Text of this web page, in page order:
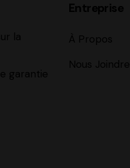
la
garantie
Entreprise
À Propos
Nous Joindre